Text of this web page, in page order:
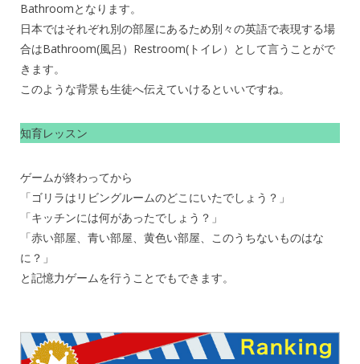
Bathroomとなります。
日本ではそれぞれ別の部屋にあるため別々の英語で表現する場
合はBathroom(風呂）Restroom(トイレ）として言うことがで
きます。
このような背景も生徒へ伝えていけるといいですね。
知育レッスン
ゲームが終わってから
「ゴリラはリビングルームのどこにいたでしょう？」
「キッチンには何があったでしょう？」
「赤い部屋、青い部屋、黄色い部屋、このうちないものはな
に？」
と記憶力ゲームを行うことでもできます。